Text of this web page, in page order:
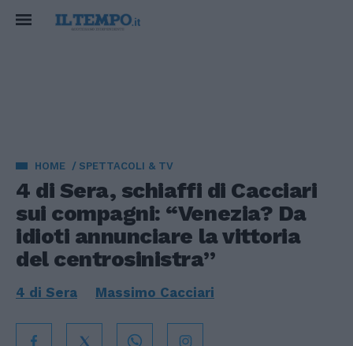
HOME SPETTACOLI & TV
4 di Sera, schiaffi di Cacciari
sui compagni: “Venezia? Da
idioti annunciare la vittoria
del centrosinistra”
4 di Sera Massimo Cacciari